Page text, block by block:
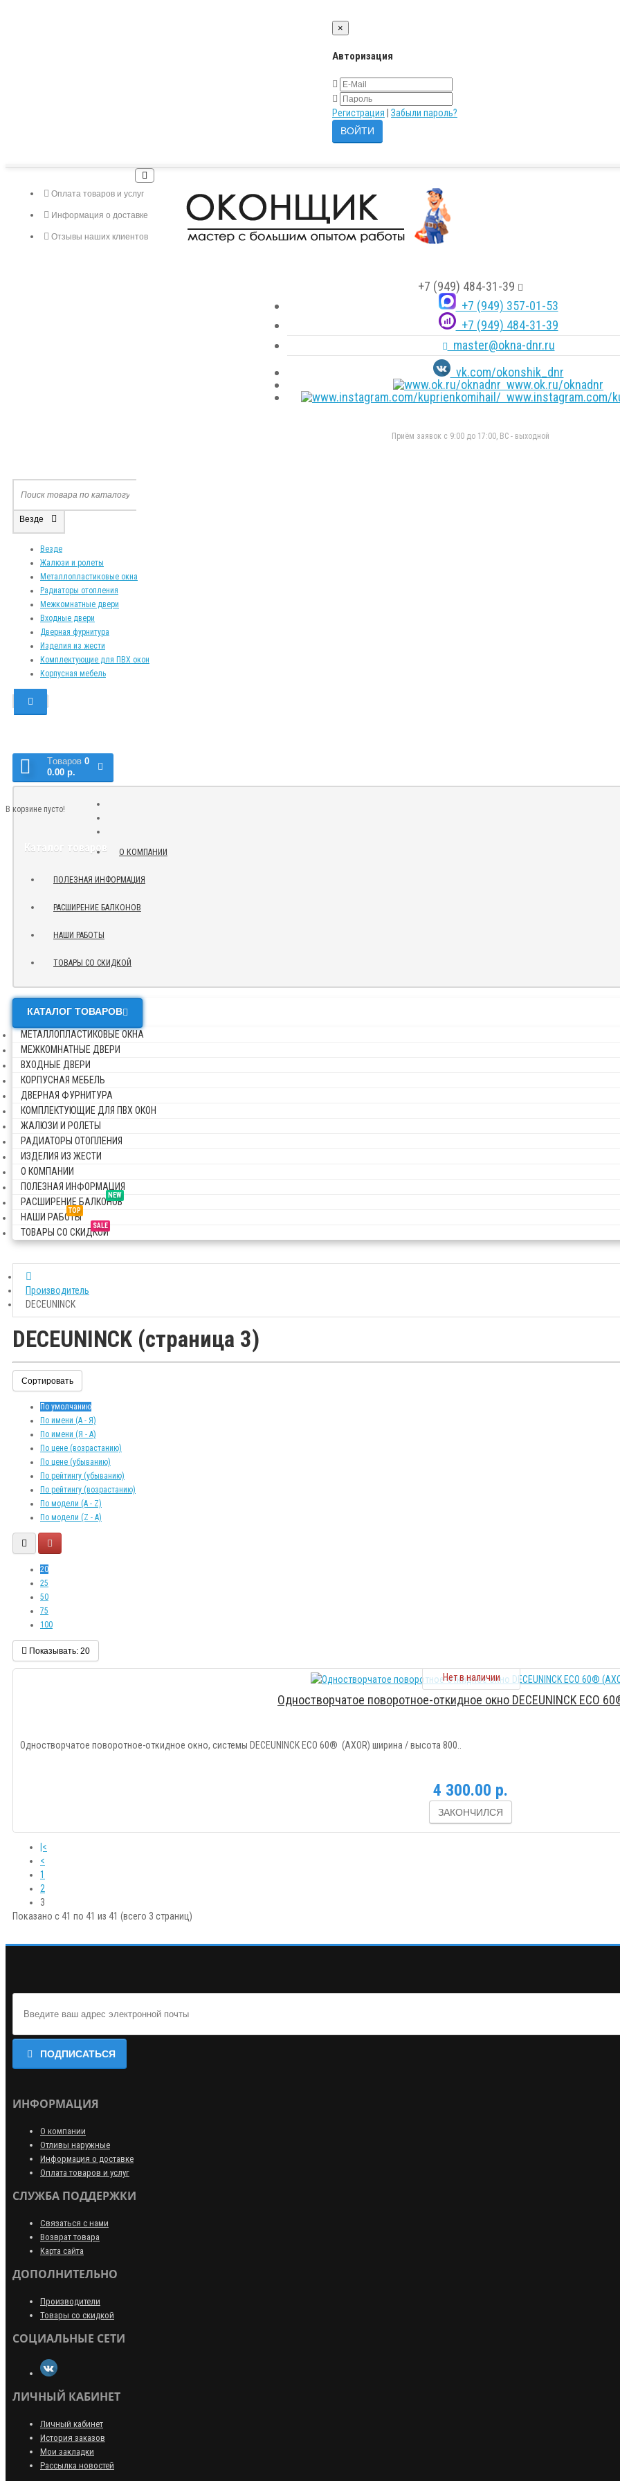
×
Авторизация
Регистрация Забыли пароль?
Оплата товаров и услуг
Информация о доставке
Отзывы наших клиентов
+7 (949) 484-31-39
+7 (949) 357-01-53
+7 (949) 484-31-39
master@okna-dnr.ru
vk.com/okonshik_dnr
www.ok.ru/oknadnr
www.instagram.com/
Приём заявок с 9:00 до 17:00, ВС - выходной
Везде
Везде
Жалюзи и ролеты
Металлопластиковые окна
Радиаторы отопления
Межкомнатные двери
Входные двери
Дверная фурнитура
Изделия из жести
Комплектующие для ПВХ окон
Корпусная мебель
Tоваров 0
0.00 р.
В корзине пусто!
Каталог товаров О КОМПАНИИ
ПОЛЕЗНАЯ ИНФОРМАЦИЯ
РАСШИРЕНИЕ БАЛКОНОВ
НАШИ РАБОТЫ
ТОВАРЫ СО СКИДКОЙ
КАТАЛОГ ТОВАРОВ
МЕТАЛЛОПЛАСТИКОВЫЕ ОКНА
МЕЖКОМНАТНЫЕ ДВЕРИ
ВХОДНЫЕ ДВЕРИ
КОРПУСНАЯ МЕБЕЛЬ
ДВЕРНАЯ ФУРНИТУРА
КОМПЛЕКТУЮЩИЕ ДЛЯ ПВХ ОКОН
ЖАЛЮЗИ И РОЛЕТЫ
РАДИАТОРЫ ОТОПЛЕНИЯ
ИЗДЕЛИЯ ИЗ ЖЕСТИ
О КОМПАНИИ
ПОЛЕЗНАЯ ИНФОРМАЦИЯ
NEW
РАСШИРЕНИЕ БАЛКОНОВ
TOP
НАШИ РАБОТЫ
SALE
ТОВАРЫ СО СКИДКОЙ
Производитель
DECEUNINCK
DECEUNINCK (страница 3)
Сортировать
По умолчанию
По имени (A - Я)
По имени (Я - A)
По цене (возрастанию)
По цене (убыванию)
По рейтингу (убыванию)
По рейтингу (возрастанию)
По модели (A - Z)
По модели (Z - A)
20
25
50
75
100
Показывать: 20
Нет в наличии
Одностворчатое поворотное-откидное окно DECEUNINCK ECO
Одностворчатое поворотное-откидное окно, системы DECEUNINCK ECO 60® (AXOR) ширина / высота 800..
4 300.00 р.
ЗАКОНЧИЛСЯ
|<
<
1
2
3
Показано с 41 по 41 из 41 (всего 3 страниц)
ПОДПИСАТЬСЯ
ИНФОРМАЦИЯ
О компании
Отливы наружные
Информация о доставке
Оплата товаров и услуг
СЛУЖБА ПОДДЕРЖКИ
Связаться с нами
Возврат товара
Карта сайта
ДОПОЛНИТЕЛЬНО
Производители
Товары со скидкой
СОЦИАЛЬНЫЕ СЕТИ
ЛИЧНЫЙ КАБИНЕТ
Личный кабинет
История заказов
Мои закладки
Рассылка новостей